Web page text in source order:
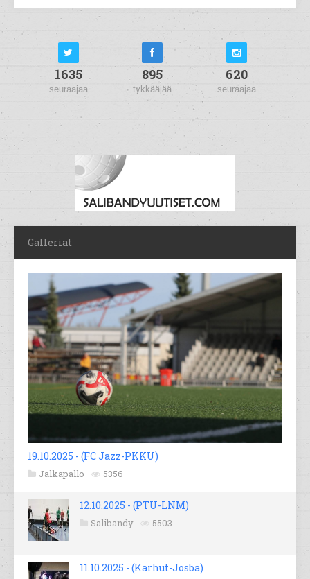
1635
seuraajaa
895
tykkääjää
620
seuraajaa
Galleriat
19.10.2025 - (FC Jazz-PKKU)
Jalkapallo 5356
12.10.2025 - (PTU-LNM)
Salibandy 5503
11.10.2025 - (Karhut-Josba)